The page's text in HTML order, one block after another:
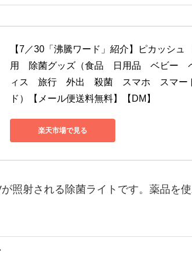
【7／30「沸騰ワード」紹介】ピカッシ
用　除菌グッズ（食品　日用品　ベビー
ィス　旅行　外出　殺菌　スマホ　スマ
ド）【メール便送料無料】【DM】
楽天市場で見る
照射される除菌ライトです。薬品を